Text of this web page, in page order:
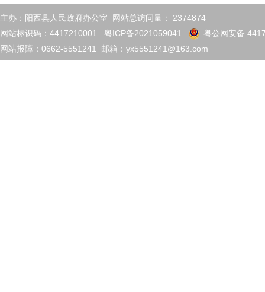
主办：阳西县人民政府办公室 网站总访问量： 2374874
网站标识码：4417210001 粤ICP备2021059041
粤公网安备
网站报障：0662-5551241 邮箱：yx5551241@163.com